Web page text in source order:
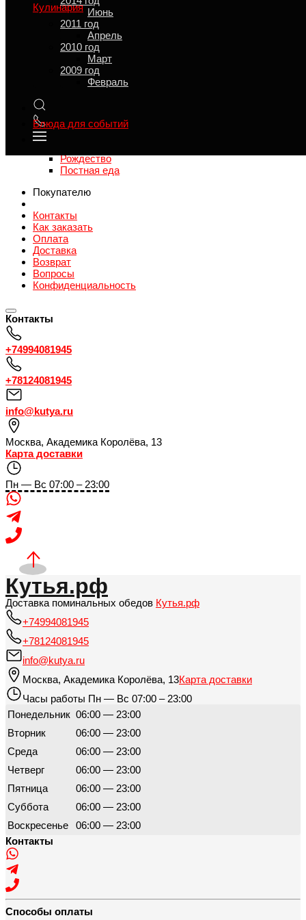
Июнь
2011 год
Апрель
2010 год
Март
2009 год
Февраль
Кулинария
Смотреть все
Салаты
Первые блюда
Вторые блюда
Закуски
Гарниры
Напитки
Блюда для событий
Рождество
Постная еда
Покупателю
Контакты
Как заказать
Оплата
Доставка
Возврат
Вопросы
Конфиденциальность
Контакты
+74994081945
+78124081945
info@kutya.ru
Москва, Академика Королёва, 13
Карта доставки
Пн — Вс 07:00 – 23:00
Кутья.рф
Доставка поминальных обедов Кутья.рф
+74994081945
+78124081945
info@kutya.ru
Москва, Академика Королёва, 13Карта доставки
Часы работы Пн — Вс 07:00 – 23:00
Понедельник 06:00 — 23:00
Вторник
06:00 — 23:00
Среда
06:00 — 23:00
Четверг
06:00 — 23:00
Пятница
06:00 — 23:00
Суббота
06:00 — 23:00
Воскресенье
06:00 — 23:00
Контакты
Способы оплаты